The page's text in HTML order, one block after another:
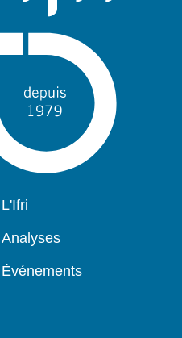
Navigation
L'Ifri
Analyses
Événements